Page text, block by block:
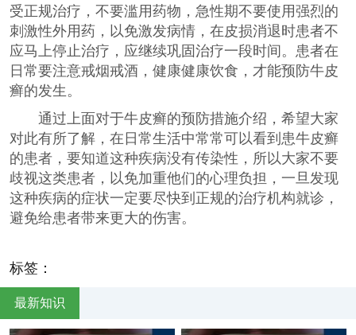
受正规治疗，不要滥用药物，急性期不要使用强烈的
刺激性外用药，以免激发病情，在皮损消退时患者不
应马上停止治疗，应继续巩固治疗一段时间。患者在
日常要注意戒烟戒酒，健康健康饮食，才能预防牛皮
癣的发生。
通过上面对于牛皮癣的预防措施介绍，希望大家
对此有所了解，在日常生活中常常可以看到患牛皮癣
的患者，要知道这种疾病没有传染性，所以大家不要
歧视这类患者，以免加重他们的心理负担，一旦发现
这种疾病的症状一定要尽快到正规的治疗机构就诊，
避免给患者带来更大的伤害。
标签：
最新知识